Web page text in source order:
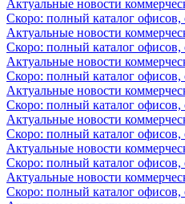
Актуальные новости
Скоро: полный каталог
Актуальные новости
Скоро: полный каталог
Актуальные новости
Скоро: полный каталог
Актуальные новости
Скоро: полный каталог
Актуальные новости
Скоро: полный каталог
Актуальные новости
Скоро: полный каталог
Актуальные новости
Скоро: полный каталог